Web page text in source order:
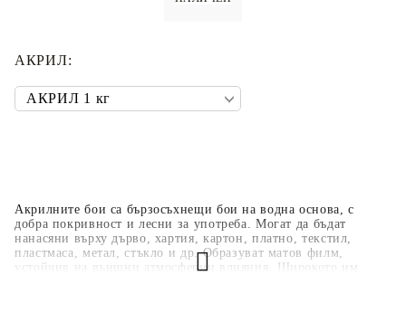
Акрилните бои са бързосъхнещи бои на водна основа, с
добра покривност и лесни за употреба. Могат да бъдат
нанасяни върху дърво, хартия, картон, платно, текстил,
пластмаса, метал, стъкло и др. Образуват матов филм,
устойчив на външни атмосферни влияния. Широкото им
АКРИЛ: